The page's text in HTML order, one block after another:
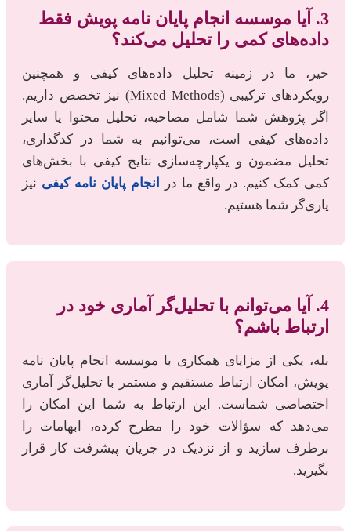
3. آیا موسسه انجام پایان نامه پویش فقط
داده‌های کمی را تحلیل می‌کند؟
خیر، ما در زمینه تحلیل داده‌های کیفی و همچنین
رویکردهای ترکیبی (Mixed Methods) نیز تخصص داریم.
اگر پژوهش شما شامل مصاحبه، تحلیل محتوا یا سایر
داده‌های کیفی است، می‌توانیم به شما در کدگذاری،
تحلیل مضمون و یکپارچه‌سازی نتایج کیفی با بخش‌های
کمی کمک کنیم. در واقع ما در
انجام پایان نامه کیفی نیز
یاری‌گر شما هستیم.
4. آیا می‌توانم با تحلیل‌گر آماری خود در
ارتباط باشم؟
بله، یکی از مزایای همکاری با موسسه انجام پایان نامه
پویش، امکان ارتباط مستقیم و مستمر با تحلیل‌گر آماری
اختصاصی شماست. این ارتباط به شما این امکان را
می‌دهد که سؤالات خود را مطرح کرده، ابهامات را
برطرف سازید و از نزدیک در جریان پیشرفت کار قرار
بگیرید.